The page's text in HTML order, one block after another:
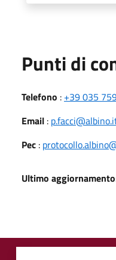
Punti di
Telefono : +39 035
Email :
Pec :
Ultimo aggiornamento